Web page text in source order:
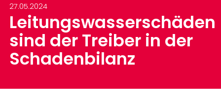
27.05.2024
Leitungswasserschäden
sind der Treiber in der
Schadenbilanz